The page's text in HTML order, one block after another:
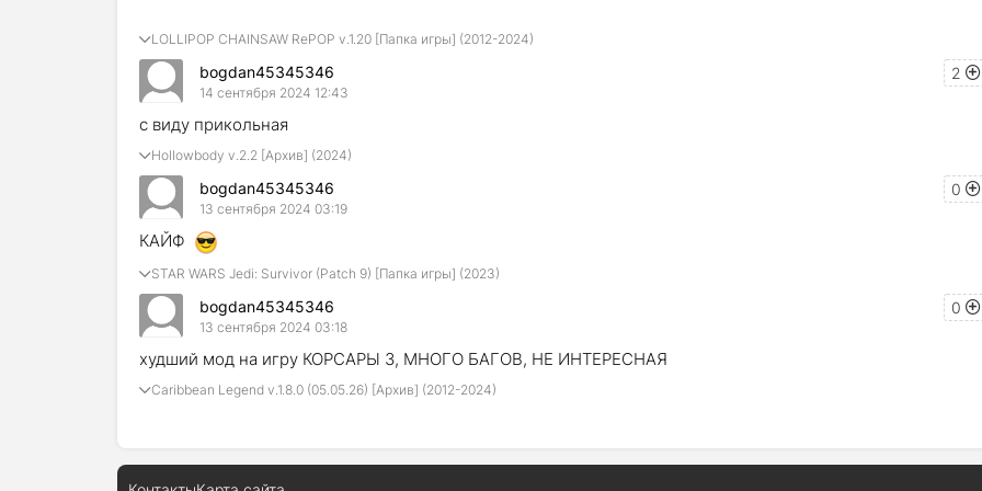
LOLLIPOP CHAINSAW RePOP v.1.20 [Папка игры] (2012-2024)
2
bogdan45345346
14 сентября 2024 12:43
с виду прикольная
Hollowbody v.2.2 [Архив] (2024)
0
bogdan45345346
13 сентября 2024 03:19
КАЙФ
STAR WARS Jedi: Survivor (Patch 9) [Папка игры] (2023)
0
bogdan45345346
13 сентября 2024 03:18
худший мод на игру КОРСАРЫ 3, МНОГО БАГОВ, НЕ ИНТЕРЕСНАЯ
Caribbean Legend v.1.8.0 (05.05.26) [Архив] (2012-2024)